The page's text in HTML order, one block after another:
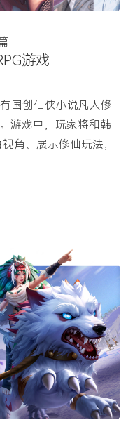
游戏
国创仙侠小说凡人修
游戏中，玩家将和韩
角、展示修仙玩法，